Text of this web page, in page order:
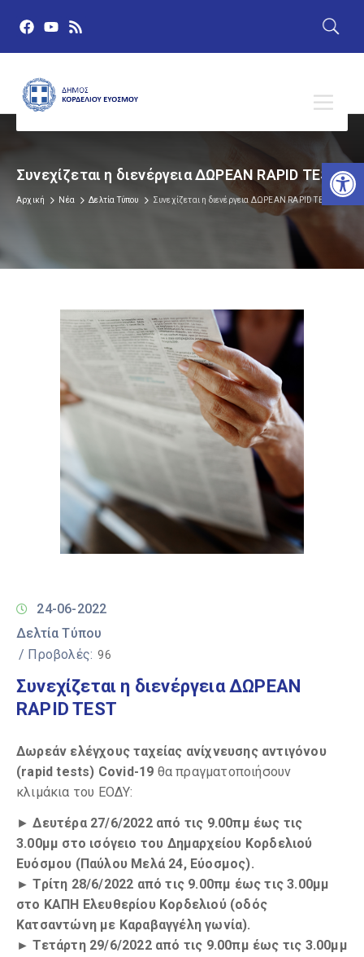
Συνεχίζεται η διενέργεια ΔΩΡΕΑΝ RAPID TEST
Αρχική Νέα Δελτία Τύπου Συνεχίζεται η διενέργεια ΔΩΡΕΑΝ RAPID TEST
24-06-2022
Δελτία Τύπου
/ Προβολές: 96
Συνεχίζεται η διενέργεια ΔΩΡΕΑΝ
RAPID TEST
Δωρεάν ελέγχους ταχείας ανίχνευσης αντιγόνου
(rapid tests) Covid-19 θα πραγματοποιήσουν
κλιμάκια του ΕΟΔΥ:
►Δευτέρα 27/6/2022 από τις 9.00πμ έως τις
3.00μμ στο ισόγειο του Δημαρχείου Κορδελιού
Ευόσμου (Παύλου Μελά 24, Εύοσμος).
► Τρίτη 28/6/2022 από τις 9.00πμ έως τις 3.00μμ
στο ΚΑΠΗ Ελευθερίου Κορδελιού (οδός
Κατσαντώνη με Καραβαγγέλη γωνία).
► Τετάρτη 29/6/2022 από τις 9.00πμ έως τις 3.00μμ